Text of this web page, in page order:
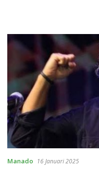
Manado 16 Januari 2025